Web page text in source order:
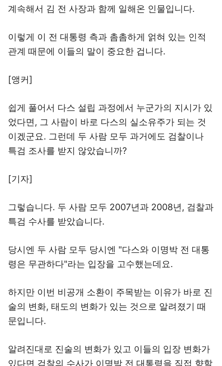
계속해서 김 전 사장과 함께 일해온 인물입니다.
이렇게 이 전 대통령 측과 촘촘하게 얽혀 있는 인적
관계 때문에 이들의 말이 중요한 겁니다.
[앵커]
쉽게 풀어서 다스 설립 과정에서 누군가의 지시가 있
었다면, 그 사람이 바로 다스의 실소유주가 되는 것
이겠군요. 그런데 두 사람 모두 과거에도 검찰이나
특검 조사를 받지 않았습니까?
[기자]
그렇습니다. 두 사람 모두 2007년과 2008년, 검찰과
특검 수사를 받았습니다.
당시엔 두 사람 모두 당시엔 "다스와 이명박 전 대통
령은 무관하다"라는 입장을 고수했는데요.
하지만 이번 비공개 소환이 주목받는 이유가 바로 진
술의 변화, 태도의 변화가 있는 것으로 알려졌기 때
문입니다.
알려진대로 진술의 변화가 있고 이들의 입장 변화가
있다면 검찰의 수사가 이명박 전 대통령을 직접 향할